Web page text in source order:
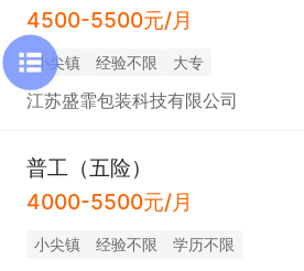
4500-5500元/月
小尖镇 经验不限 大专
江苏盛霏包装科技有限公司
普工（五险）
4000-5500元/月
小尖镇 经验不限 学历不限